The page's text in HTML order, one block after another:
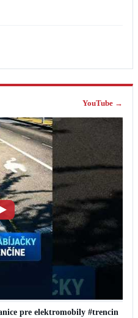
YouTube →
pre elektromobily #trencin